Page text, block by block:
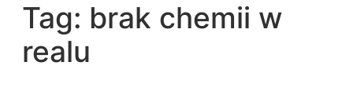
Tag: brak chemii w
realu